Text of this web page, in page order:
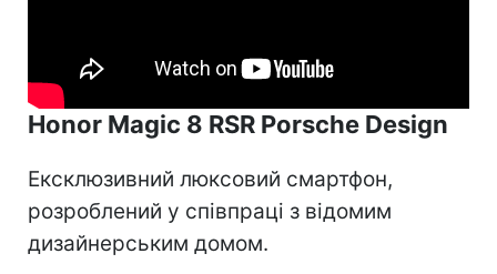
Honor Magic 8 RSR Porsche Design
Ексклюзивний люксовий смартфон,
розроблений у співпраці з відомим
дизайнерським домом.